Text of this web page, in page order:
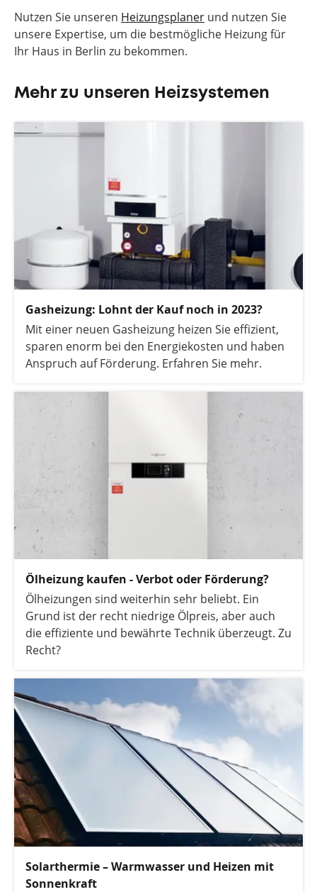
Nutzen Sie unseren Heizungsplaner und nutzen Sie
unsere Expertise, um die bestmögliche Heizung für
Ihr Haus in Berlin zu bekommen.
Mehr zu unseren Heizsystemen
Gasheizung: Lohnt der Kauf noch in 2023?
Mit einer neuen Gasheizung heizen Sie effizient,
sparen enorm bei den Energiekosten und haben
Anspruch auf Förderung. Erfahren Sie mehr.
Ölheizung kaufen - Verbot oder Förderung?
Ölheizungen sind weiterhin sehr beliebt. Ein
Grund ist der recht niedrige Ölpreis, aber auch
die effiziente und bewährte Technik überzeugt. Zu
Recht?
Solarthermie – Warmwasser und Heizen mit
Sonnenkraft